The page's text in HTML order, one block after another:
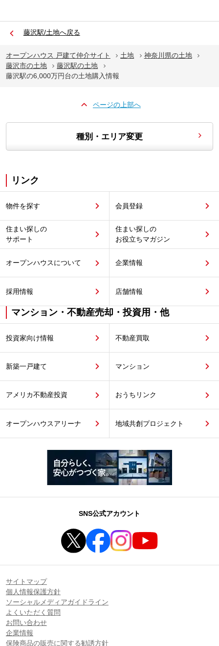
藤沢駅/土地へ戻る
オープンハウス 戸建て仲介サイト 土地
神奈川県の土地
藤沢市の土地
藤沢駅の土地
藤沢駅の6,000万円台の土地購入情報
ページの上部へ
種別・エリア変更
リンク
物件を探す 会員登録
住まい探しの
サポート
住まい探しの
お役立ちマガジン
オープンハウスについて 企業情報
採用情報 店舗情報
マンション・不動産売却・投資用・他
投資家向け情報 不動産買取
新築一戸建て マンション
アメリカ不動産投資 おうちリンク
オープンハウスアリーナ 地域共創プロジェクト
SNS公式アカウント
サイトマップ
個人情報保護方針
ソーシャルメディアガイドライン
よくいただく質問
お問い合わせ
企業情報
保険商品の販売に関する勧誘方針